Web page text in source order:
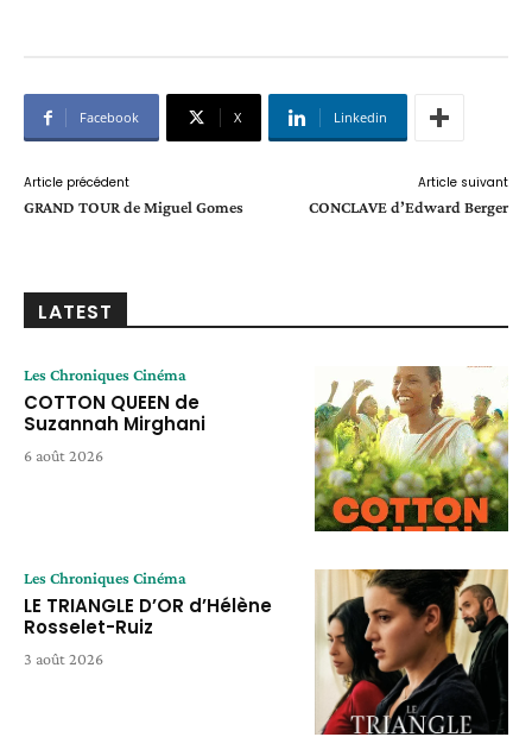
Facebook X Linkedin
Article précédent
GRAND TOUR de Miguel Gomes
Article suivant
CONCLAVE d’Edward Berger
LATEST
Les Chroniques Cinéma
COTTON QUEEN de
Suzannah Mirghani
6 août 2026
Les Chroniques Cinéma
LE TRIANGLE D’OR d’Hélène
Rosselet-Ruiz
3 août 2026